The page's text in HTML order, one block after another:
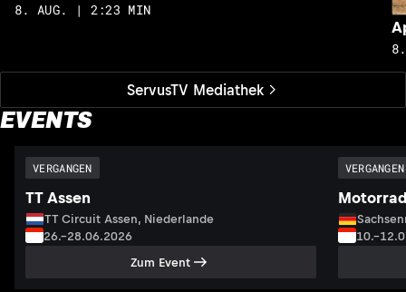
ServusTV Mediathek
8. AUG. | 2:23 MIN
EVENTS
VERGANGEN
TT Assen
TT Circuit Assen, Niederlande
26.–28.06.2026
Zum Event
VERGANGEN